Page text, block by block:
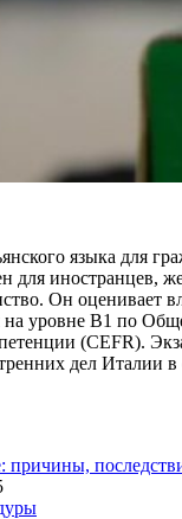
языка для
для иностранцев,
Он оценивает
на уровне B1 по
(CEFR).
дел Италии в
причины,